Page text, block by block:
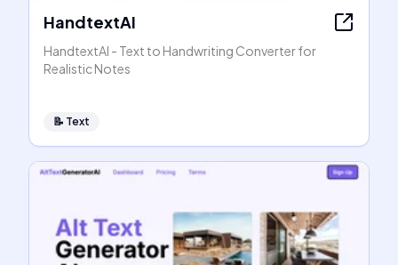
HandtextAI
HandtextAI - Text to Handwriting Converter for
Realistic Notes
📝 Text